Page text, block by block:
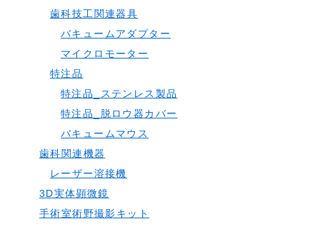
歯科技工関連器具
バキュームアダプター
マイクロモーター
特注品
特注品_ステンレス製品
特注品_脱ロウ器カバー
バキュームマウス
歯科関連機器
レーザー溶接機
3D実体顕微鏡
手術室術野撮影キット